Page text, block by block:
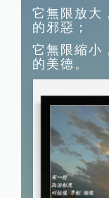
它無限放大
的邪惡；
它無限縮小
的美德。